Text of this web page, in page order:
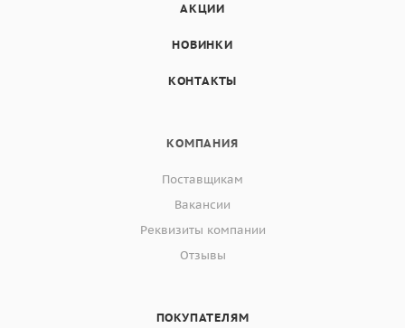
АКЦИИ
НОВИНКИ
КОНТАКТЫ
КОМПАНИЯ
Поставщикам
Вакансии
Реквизиты компании
Отзывы
ПОКУПАТЕЛЯМ